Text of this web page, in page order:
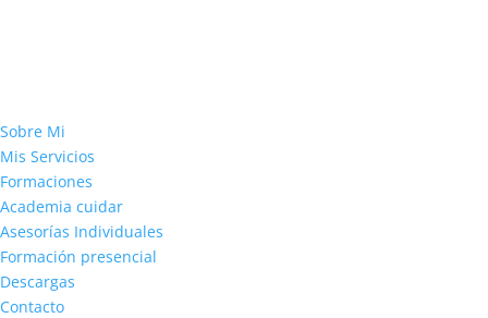
Sobre Mi
Mis Servicios
Formaciones
Academia cuidar
Asesorías Individuales
Formación presencial
Descargas
Contacto